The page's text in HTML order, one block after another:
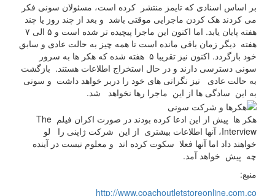
بر اساس اسنادی که تایمز منتشر کرده است، مسئولان سونی فکر
می کردند هک کردن ماجرایی موقتی باشد و بعد از چند روز یا چند
هفته پایان یابد. اما اکنون این ماجرا پیچیده تر شده است و ۵ الی ۷
هفته دیگر زمان باقی مانده است تا همه چیز به حالت عادی و سابق
خود بازگردد. اکنون نیز تقریبا ۵ هفته شده که هکر ها به سرور
سونی دسترسی دارند و در حال استخراج اطلاعات هستند. بازگشت
به حالت عادی نیز نگرانی های خود را دربر خواهد داشت و سونی
به این سادگی ها از این ماجرا رها نخواهد شد.
هکر ها پیش از این ادعا کرده بودند در صورت اکران فیلم The
Interview، آنها اطلاعات بیشتری از این شرکت ژاپنی را لو
خواهند داد اما آنها فعلا سکوت کرده اند و معلوم نیست در آینده
چه پیش خواهد آمد.
منبع:
http://www.coachoutletstoreonline.com.co